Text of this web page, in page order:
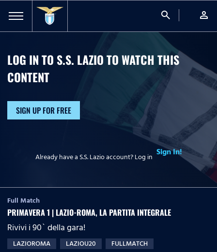
search person
LOG IN TO S.S. LAZIO TO WATCHTHIS
CONTENT
SIGN UP FOR FREE
Already have a S.S. Lazio account? Log in Sign In!
Full Match
PRIMAVERA 1 | LAZIO-ROMA, LA PARTITA INTEGRALE
Rivivi i 90` della gara!
LAZIOROMA LAZIOU20 FULLMATCH